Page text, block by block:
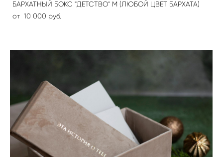
БАРХАТНЫЙ БОКС "ДЕТСТВО" М (ЛЮБОЙ ЦВЕТ БАРХАТА)
от 10 000 pуб.